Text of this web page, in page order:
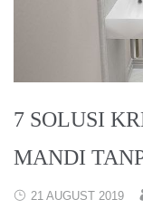
7 SOLUSI
MANDI
21 AUGUST 2019